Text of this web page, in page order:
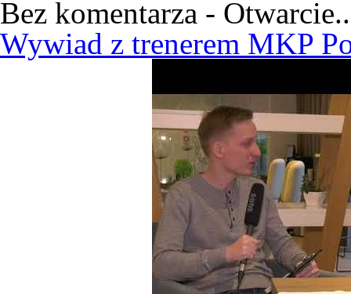
Bez komentarza -
Wywiad z trenerem MKP